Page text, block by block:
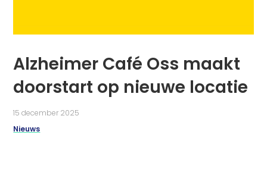
Alzheimer Café Oss maakt
doorstart op nieuwe locatie
15 december 2025
Nieuws